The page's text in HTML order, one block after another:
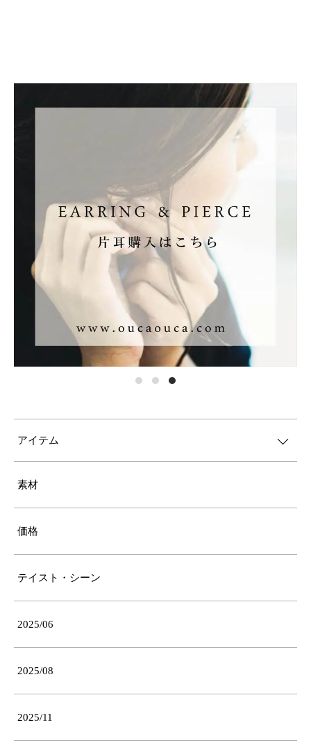
アイテム
素材
価格
テイスト・シーン
2025/06
2025/08
2025/11